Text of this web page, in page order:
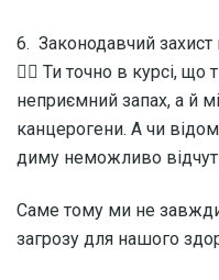
6. Законодавчий захист
👉🏻 Ти точно в курсі,
неприємний запах, а й
канцерогени. А чи
диму неможливо
Саме тому ми не
загрозу для нашого